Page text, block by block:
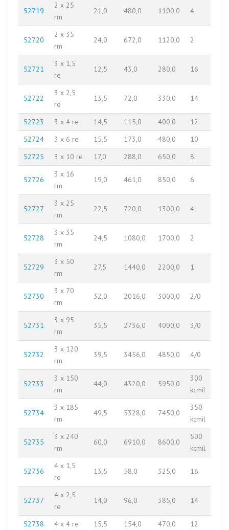
52719
2 x 25
rm
21,0 480,0 1100,0 4
52720
2 x 35
rm
24,0 672,0 1120,0 2
52721
3 x 1,5
re
12,5 43,0 280,0 16
52722
3 x 2,5
re
13,5 72,0 330,0 14
52723 3 x 4 re 14,5 115,0 400,0
12
52724
3 x 6 re 15,5 173,0 480,0
10
52725
3 x 10 re 17,0 288,0 650,0 8
52726
3 x 16
rm
19,0 461,0 850,0 6
52727
3 x 25
rm
22,5 720,0 1300,0 4
52728
3 x 35
rm
24,5 1080,0 1700,0 2
52729
3 x 50
rm
27,5 1440,0 2200,0 1
52730
3 x 70
rm
32,0 2016,0 3000,0 2/0
52731
3 x 95
rm
35,5 2736,0 4000,0 3/0
52732
3 x 120
rm
39,5 3456,0 4850,0 4/0
52733
3 x 150
rm
44,0 4320,0 5950,0
300
kcmil
52734
3 x 185
rm
49,5 5328,0 7450,0
350
kcmil
52735
3 x 240
rm
60,0 6910,0 8600,0
500
kcmil
52736
4 x 1,5
re
13,5 58,0 325,0 16
52737
4 x 2,5
re
14,0 96,0 385,0 14
52738 4 x 4 re 15,5 154,0 470,0 12